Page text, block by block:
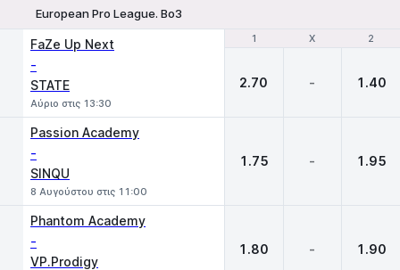
European Pro League. Bo3
1 X 2
FaZe Up Next
-
STATE
Αύριο στις 13:30
1 X 2
2.70 - 1.40
Passion Academy
-
SINQU
8 Αυγούστου στις 11:00
1.75 - 1.95
Phantom Academy
-
VP.Prodigy
1.80 - 1.90